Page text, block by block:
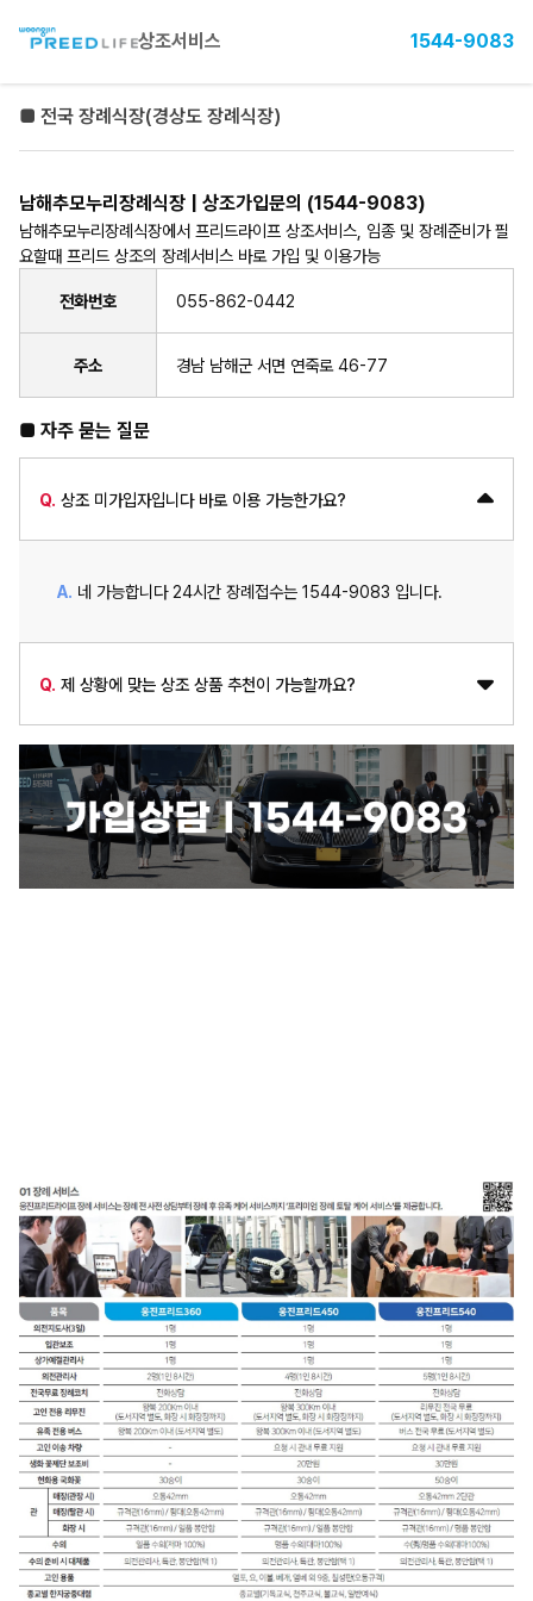
상조서비스 1544-9083
■ 전국 장례식장(경상도 장례식장)
남해추모누리장례식장 | 상조가입문의 (1544-9083)
남해추모누리장례식장에서 프리드라이프 상조서비스, 임종 및 장례준비가 필
요할때 프리드 상조의 장례서비스 바로 가입 및 이용가능
전화번호 055-862-0442
주소 경남 남해군 서면 연죽로 46-77
■ 자주 묻는 질문
Q. 상조 미가입자입니다 바로 이용 가능한가요?
A. 네 가능합니다 24시간 장례접수는 1544-9083 입니다.
Q. 제 상황에 맞는 상조 상품 추천이 가능할까요?